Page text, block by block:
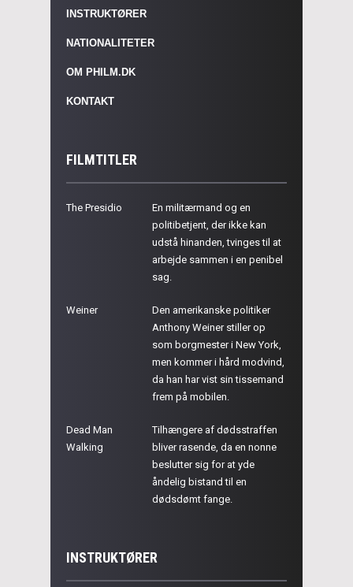
INSTRUKTØRER
NATIONALITETER
OM PHILM.DK
KONTAKT
FILMTITLER
The Presidio
En militærmand og en
politibetjent, der ikke kan
udstå hinanden, tvinges til at
arbejde sammen i en penibel
sag.
Weiner
Den amerikanske politiker
Anthony Weiner stiller op
som borgmester i New York,
men kommer i hård modvind,
da han har vist sin tissemand
frem på mobilen.
Dead Man
Walking
Tilhængere af dødsstraffen
bliver rasende, da en nonne
beslutter sig for at yde
åndelig bistand til en
dødsdømt fange.
INSTRUKTØRER